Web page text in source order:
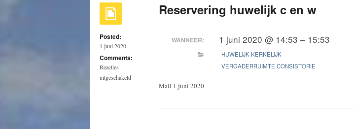
Posted:
1 juni 2020
Comments:
Reacties
uitgeschakeld
Reservering huwelijk c en w
WANNEER: 1 juni 2020 @ 14:53 – 15:53
HUWELIJK KERKELIJK
VERGADERRUIMTE CONSISTORIE
Mail 1 juni 2020